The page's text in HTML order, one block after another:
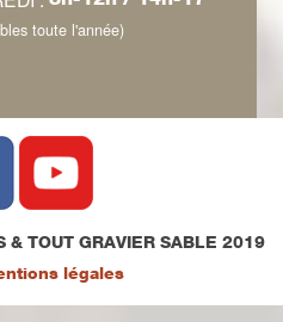
toute l'année)
TOUT GRAVIER SABLE 2019
légales